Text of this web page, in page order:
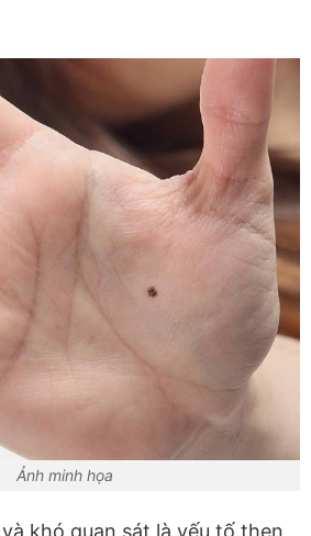
Ảnh minh họa
khó quan sát là yếu tố then